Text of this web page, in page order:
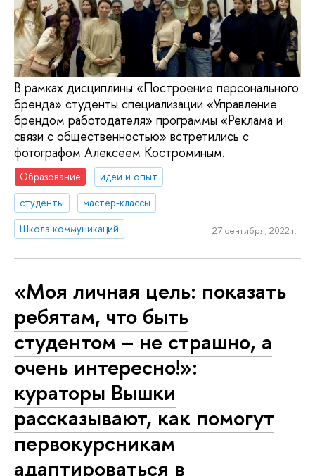
В рамках дисциплины «Построение персонального
бренда» студенты специализации «Управление
брендом работодателя» программы «Реклама и
связи с общественностью» встретились с
фотографом Алексеем Костроминым.
Образование
идеи и опыт
студенты
мастер-классы
Школа коммуникаций
27 сентября, 2022 г.
«Моя личная цель: показать
ребятам, что быть
студентом – не страшно, а
очень интересно!»:
кураторы Вышки
рассказывают, как помогут
первокурсникам
адаптироваться в